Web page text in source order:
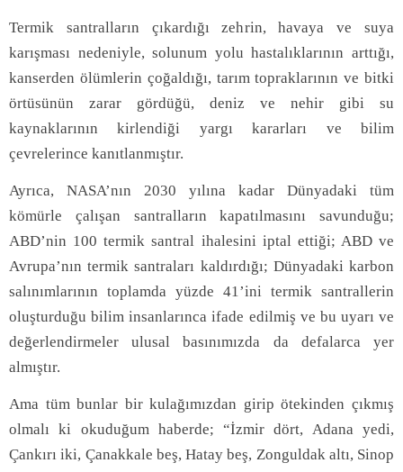
Termik santralların çıkardığı zehrin, havaya ve suya
karışması nedeniyle, solunum yolu hastalıklarının arttığı,
kanserden ölümlerin çoğaldığı, tarım topraklarının ve bitki
örtüsünün zarar gördüğü, deniz ve nehir gibi su
kaynaklarının kirlendiği yargı kararları ve bilim
çevrelerince kanıtlanmıştır.
Ayrıca, NASA’nın 2030 yılına kadar Dünyadaki tüm
kömürle çalışan santralların kapatılmasını savunduğu;
ABD’nin 100 termik santral ihalesini iptal ettiği; ABD ve
Avrupa’nın termik santraları kaldırdığı; Dünyadaki karbon
salınımlarının toplamda yüzde 41’ini termik santrallerin
oluşturduğu bilim insanlarınca ifade edilmiş ve bu uyarı ve
değerlendirmeler ulusal basınımızda da defalarca yer
almıştır.
Ama tüm bunlar bir kulağımızdan girip ötekinden çıkmış
olmalı ki okuduğum haberde; “İzmir dört, Adana yedi,
Çankırı iki, Çanakkale beş, Hatay beş, Zonguldak altı, Sinop